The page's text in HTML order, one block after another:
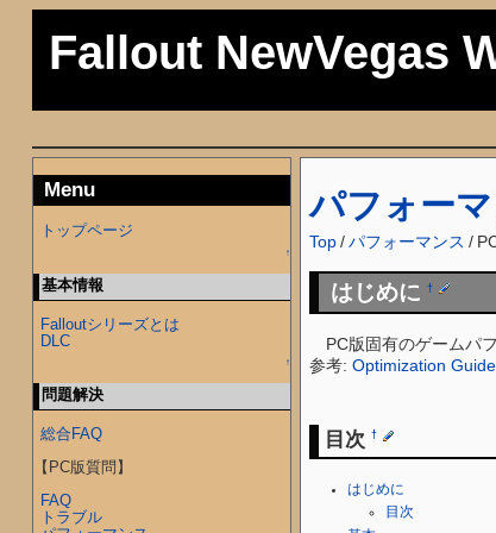
Fallout NewVegas
パフォー
Top/パフォーマンス /
はじめに†
PC版固有のゲームパ
参考:Optimization
目次†
はじめに
目次
Menu
トップページ
↑
基本情報
Falloutシリーズとは
DLC
↑
問題解決
総合FAQ
【PC版質問】
FAQ
トラブル